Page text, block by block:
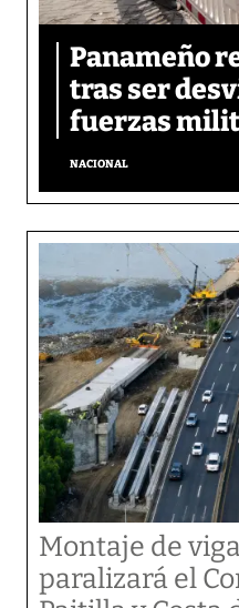
Panameño
tras ser
fuerzas
NACIONAL
Montaje de
paralizará el